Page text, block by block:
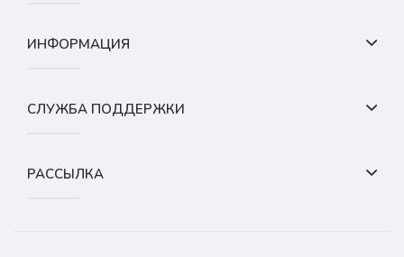
ИНФОРМАЦИЯ
СЛУЖБА ПОДДЕРЖКИ
РАССЫЛКА